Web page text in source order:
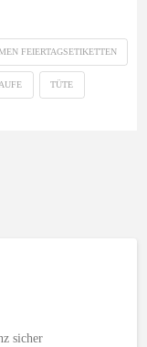
FEIERTAGSETIKETTEN
TÜTE
sicher